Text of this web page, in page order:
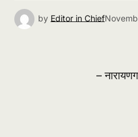
by Editor in Chief
–